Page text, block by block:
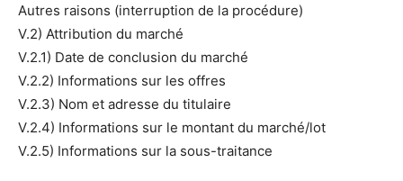
Autres raisons (interruption de la procédure)
V.2) Attribution du marché
V.2.1) Date de conclusion du marché
V.2.2) Informations sur les offres
V.2.3) Nom et adresse du titulaire
V.2.4) Informations sur le montant du marché/lot
V.2.5) Informations sur la sous-traitance